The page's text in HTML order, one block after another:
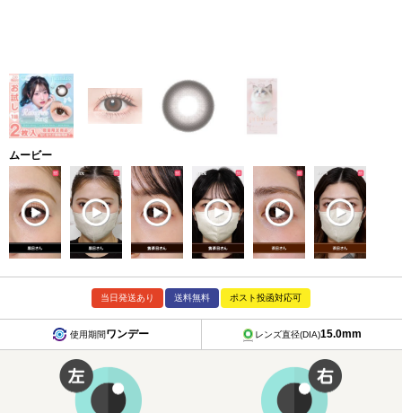
ムービー
当日発送あり 送料無料 ポスト投函対応可
使用期間ワンデー レンズ直径(DIA)15.0mm